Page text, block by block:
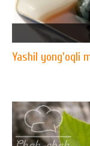
Yashil yong'oqli